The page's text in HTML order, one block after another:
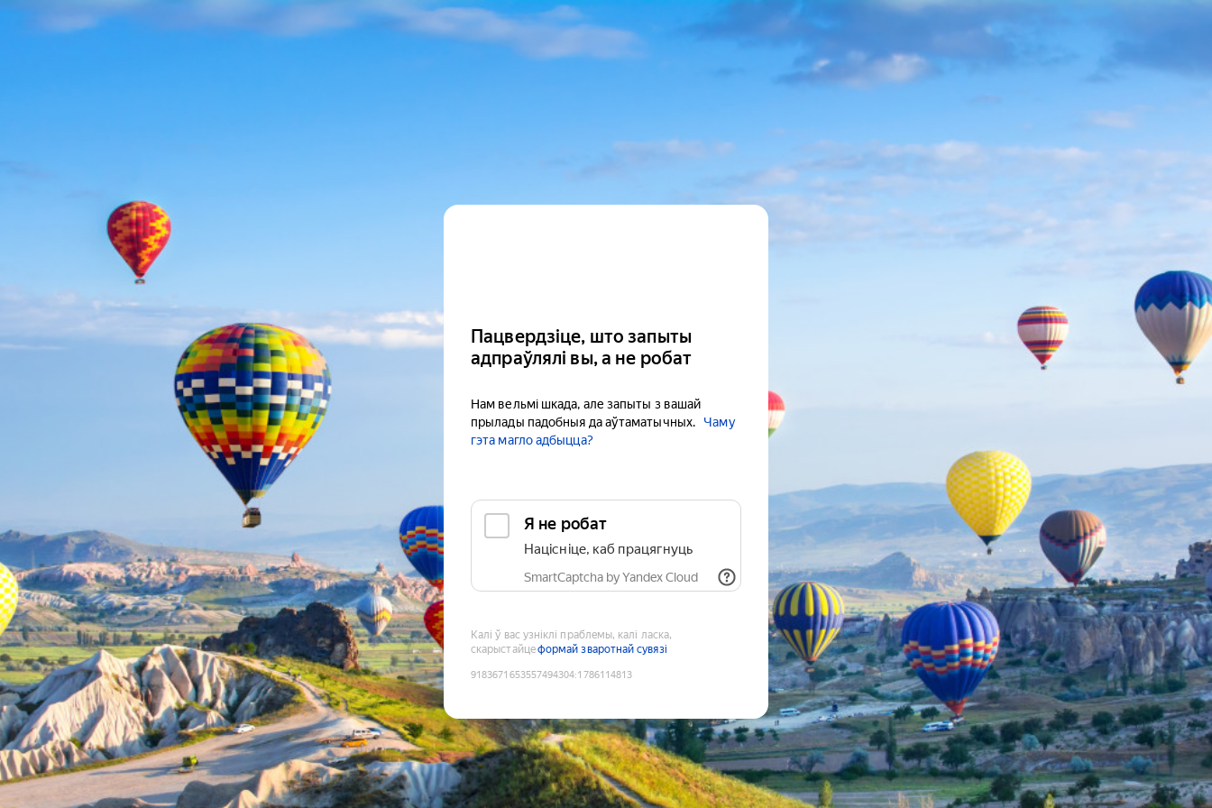
Пацвердзіце, што запыты
адпраўлялі вы, а не робат
Нам вельмі шкада, але запыты з вашай
прылады падобныя да аўтаматычных.
Чаму
гэта магло адбыцца?
Я не робат
Націсніце, каб працягнуць
SmartCaptcha by Yandex Cloud
Калі ў вас узніклі праблемы, калі ласка,
скарыстайцеформай зваротнай сувязі
9183671653557494304:1786114813